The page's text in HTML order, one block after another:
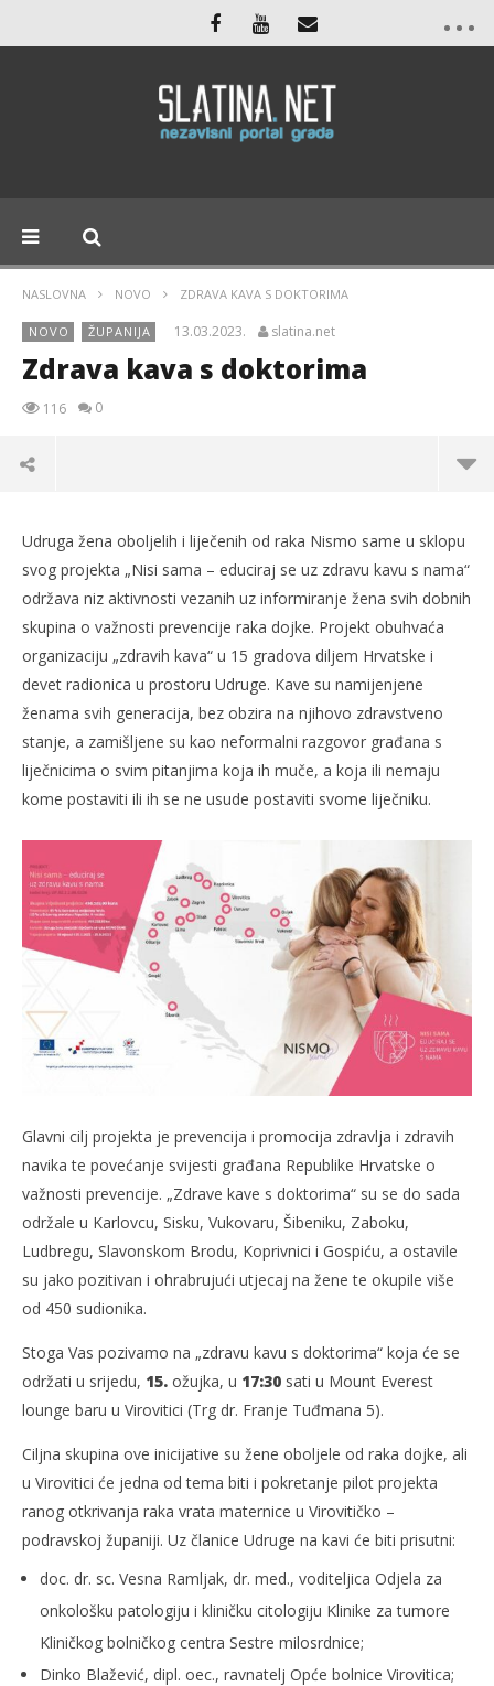
NASLOVNA NOVO ZDRAVA KAVA S DOKTORIMA
NOVO ŽUPANIJA 13.03.2023. slatina.net
Zdrava kava s doktorima
116 0
TRENUTNO OTVORENO
Zdrava kava s doktorima
13.03.2023.
slatina.net
Udruga žena oboljelih i liječenih od raka Nismo same u sklopu
svog projekta „Nisi sama – educiraj se uz zdravu kavu s nama“
održava niz aktivnosti vezanih uz informiranje žena svih dobnih
skupina o važnosti prevencije raka dojke. Projekt obuhvaća
organizaciju „zdravih kava“ u 15 gradova diljem Hrvatske i
devet radionica u prostoru Udruge. Kave su namijenjene
ženama svih generacija, bez obzira na njihovo zdravstveno
stanje, a zamišljene su kao neformalni razgovor građana s
liječnicima o svim pitanjima koja ih muče, a koja ili nemaju
kome postaviti ili ih se ne usude postaviti svome liječniku.
Glavni cilj projekta je prevencija i promocija zdravlja i zdravih
navika te povećanje svijesti građana Republike Hrvatske o
važnosti prevencije. „Zdrave kave s doktorima“ su se do sada
održale u Karlovcu, Sisku, Vukovaru, Šibeniku, Zaboku,
Ludbregu, Slavonskom Brodu, Koprivnici i Gospiću, a ostavile
su jako pozitivan i ohrabrujući utjecaj na žene te okupile više
od 450 sudionika.
Stoga Vas pozivamo na „zdravu kavu s doktorima“ koja će se
održati u srijedu, 15. ožujka, u 17:30 sati u Mount Everest
lounge baru u Virovitici (Trg dr. Franje Tuđmana 5).
Ciljna skupina ove inicijative su žene oboljele od raka dojke, ali
u Virovitici će jedna od tema biti i pokretanje pilot projekta
ranog otkrivanja raka vrata maternice u Virovitičko –
podravskoj županiji. Uz članice Udruge na kavi će biti prisutni:
doc. dr. sc. Vesna Ramljak, dr. med., voditeljica Odjela za
onkološku patologiju i kliničku citologiju Klinike za tumore
Kliničkog bolničkog centra Sestre milosrdnice;
Dinko Blažević, dipl. oec., ravnatelj Opće bolnice Virovitica;